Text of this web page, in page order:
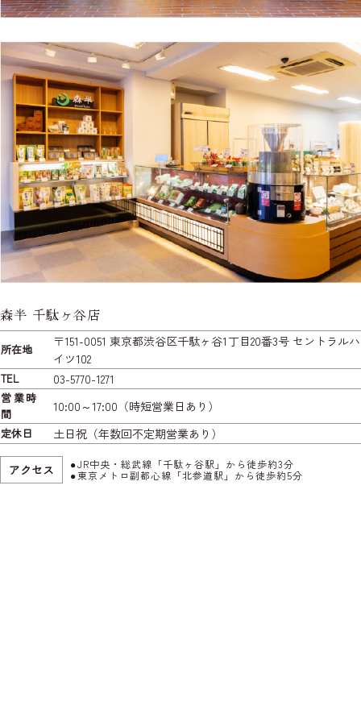
森半 千駄ヶ谷店
所在地
〒151-0051 東京都渋谷区千駄ヶ谷1丁目20番3号 セントラルハ
イツ102
TEL 03-5770-1271
営業時
間
10:00～17:00（時短営業日あり）
定休日 土日祝（年数回不定期営業あり）
アクセス
JR中央・総武線「千駄ヶ谷駅」から徒歩約3分
東京メトロ副都心線「北参道駅」から徒歩約5分